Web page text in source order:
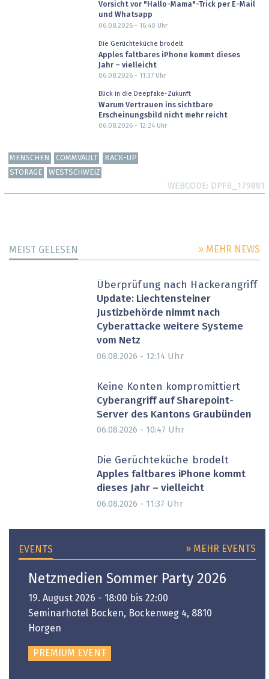
Vorsicht vor "Hallo-Mama"-Trick per E-Mail
und Whatsapp
06.08.2026 - 16:40 Uhr
Die Gerüchteküche brodelt
Apples faltbares iPhone kommt dieses
Jahr – vielleicht
06.08.2026 - 11:37Uhr
Blick in die Deepfake-Zukunft
Warum Vertrauen ins sichtbare
Erscheinungsbild nicht mehr reicht
06.08.2026 - 12:24Uhr
MENSCHEN COMMVAULT
BACK-UP
STORAGE
WESTSCHWEIZ
WEBCODE DPF8_179881
MEIST GELESEN » MEHR NEWS
Überprüfung nach Hackerangriff
Update: Liechtensteiner
Justizbehörde nimmt nach
Cyberattacke weitere Systeme
vom Netz
06.08.2026 - 12:14 Uhr
Keine Konten kompromittiert
Cyberangriff auf Sharepoint-
Server des Kantons Graubünden
06.08.2026 - 10:47 Uhr
Die Gerüchteküche brodelt
Apples faltbares iPhone kommt
dieses Jahr – vielleicht
06.08.2026 - 11:37 Uhr
EVENTS » MEHR EVENTS
Netzmedien Sommer Party 2026
19. August 2026 - 18:00 bis 22:00
Seminarhotel Bocken, Bockenweg 4, 8810
Horgen
PREMIUM EVENT